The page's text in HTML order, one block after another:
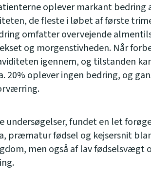
oplever markant bedring
de fleste i løbet af første
omfatter overvejende
og morgenstivheden. Når
igennem, og tilstanden
20% oplever ingen bedring, og
undersøgelser, fundet en let
præmatur fødsel og kejsersnit
men også af lav fødselsvægt